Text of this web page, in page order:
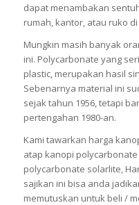
dapat menambakan
rumah, kantor, atau ruko
Mungkin masih banyak
ini. Polycarbonate yang
plastic, merupakan hasil
Sebenarnya material ini
sejak tahun 1956, tetapi
pertengahan 1980-an.
Kami tawarkan harga
atap kanopi
polycarbonate solarlite,
sajikan ini bisa anda
memutuskan untuk beli /